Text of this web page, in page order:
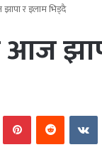
र इलाम भिड्दै
PinterestReddit